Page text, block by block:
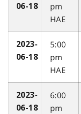
06-18
pm
HAE
2023-
06-18
5:00
pm
HAE
2023-
06-18
6:00
pm